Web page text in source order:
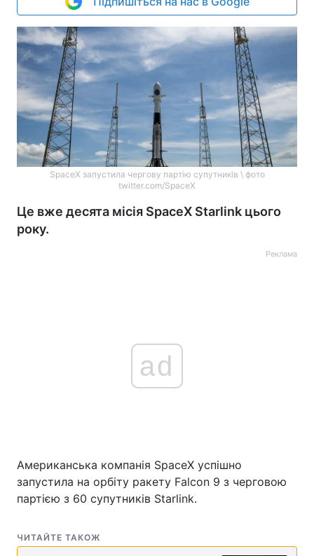
SpaceX запустила чергову партію супутників \ фото
twitter.com/SpaceX
Це вже десята місія SpaceX Starlink цього
року.
Реклама
ad
Американська компанія SpaceX успішно
запустила на орбіту ракету Falcon 9 з черговою
партією з 60 супутників Starlink.
ЧИТАЙТЕ ТАКОЖ